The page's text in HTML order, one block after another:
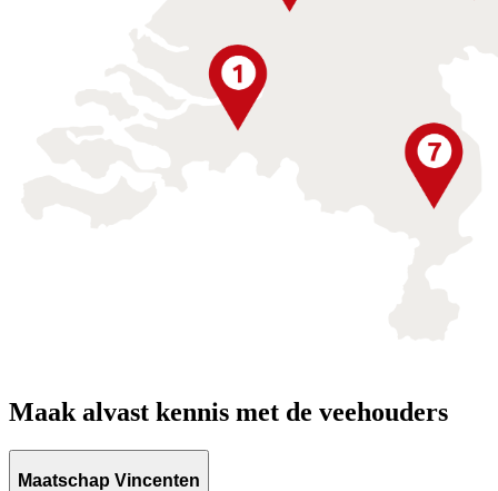
Maak alvast kennis met de veehouders
Maatschap Vincenten